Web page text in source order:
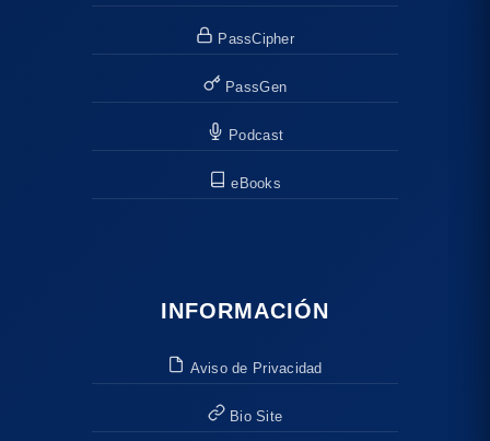
PassCipher
PassGen
Podcast
eBooks
INFORMACIÓN
Aviso de Privacidad
Bio Site